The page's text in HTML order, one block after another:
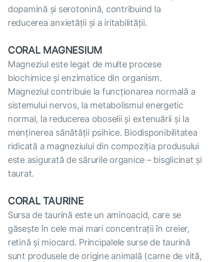
dopamină și serotonină, contribuind la
reducerea anxietății și a iritabilității.
CORAL MAGNESIUM
Magneziul este legat de multe procese
biochimice și enzimatice din organism.
Magneziul contribuie la funcționarea normală a
sistemului nervos, la metabolismul energetic
normal, la reducerea oboselii și extenuării și la
menținerea sănătății psihice. Biodisponibilitatea
ridicată a magneziului din compoziția produsului
este asigurată de sărurile organice – bisglicinat și
taurat.
CORAL TAURINE
Sursa de taurină este un aminoacid, care se
găsește în cele mai mari concentrații în creier,
retină și miocard. Principalele surse de taurină
sunt produsele de origine animală (carne de vită,